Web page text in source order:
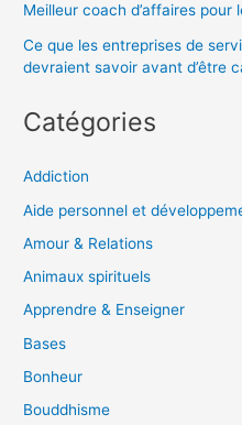
Meilleur coach d’affaires pour
Ce que les entreprises de
devraient savoir avant d’être
Catégories
Addiction
Aide personnel et
Amour & Relations
Animaux spirituels
Apprendre & Enseigner
Bases
Bonheur
Bouddhisme